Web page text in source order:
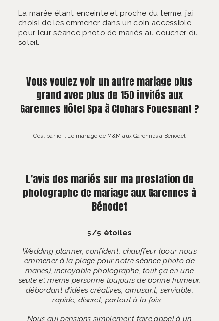
La marée étant enceinte et proche du terme, j’ai
choisi de les emmener dans un coin accessible
pour leur séance photo de mariés au coucher du
soleil.
Vous voulez voir un autre mariage plus
grand avec plus de 150 invités aux
Garennes Hôtel Spa à Clohars Fouesnant ?
C’est par ici : Le mariage de M&M aux Garennes à Bénodet
L’avis des mariés sur ma prestation de
photographe de mariage aux Garennes à
Bénodet
5/5 étoiles
Wedding planner, confident, chauffeur (pour nous
emmener à la plage pour notre séance photo de
mariés), incroyable photographe, tout ça en une
seule et même personne toujours de bonne humeur,
débordant d’idées créatives, amusant, serviable,
rapide, discret, partout à la fois …
Nous qui pensions simplement faire appel à un